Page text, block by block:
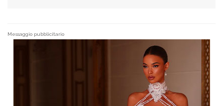
Messaggio pubblicitario